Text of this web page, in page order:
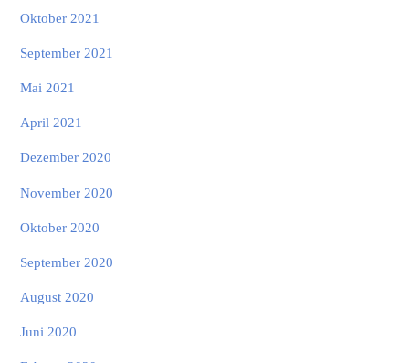
Oktober 2021
September 2021
Mai 2021
April 2021
Dezember 2020
November 2020
Oktober 2020
September 2020
August 2020
Juni 2020